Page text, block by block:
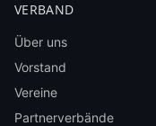
VERBAND
Über uns
Vorstand
Vereine
Partnerverbände